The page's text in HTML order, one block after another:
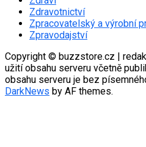
Zdravotnictví
Zpracovatelský a výrobní
Zpravodajství
Copyright © buzzstore.cz |
užití obsahu serveru včetně
obsahu serveru je bez
DarkNews by AF themes.